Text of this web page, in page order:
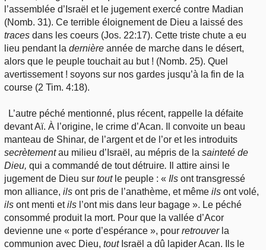
l’assemblée d’Israël et le jugement exercé contre Madian
(Nomb. 31). Ce terrible éloignement de Dieu a laissé des
traces dans les coeurs (Jos. 22:17). Cette triste chute a eu
lieu pendant la dernière année de marche dans le désert,
alors que le peuple touchait au but ! (Nomb. 25). Quel
avertissement ! soyons sur nos gardes jusqu’à la fin de la
course (2 Tim. 4:18).
L’autre péché mentionné, plus récent, rappelle la défaite
devant Aï. À l’origine, le crime d’Acan. Il convoite un beau
manteau de Shinar, de l’argent et de l’or et les introduits
secrètementau milieu d’Israël, au mépris de la sainteté de
Dieu, qui a commandé de tout détruire.
Il attire ainsi le
jugement de Dieu sur toutle peuple : « Ils ont transgressé
mon alliance, ils ont pris de l’anathème, et même ils ont volé,
ils ont menti etils l’ont mis dans leur bagage ». Le péché
consommé produit la mort. Pour que la vallée d’Acor
devienne une « porte d’espérance », pour retrouverla
communion avec Dieu, toutIsraël a dû lapider Acan. Ils le